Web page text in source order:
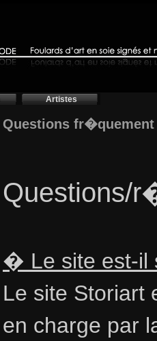
Artistes
Questions
Questions/
� Le site est-
Le site
en charge par